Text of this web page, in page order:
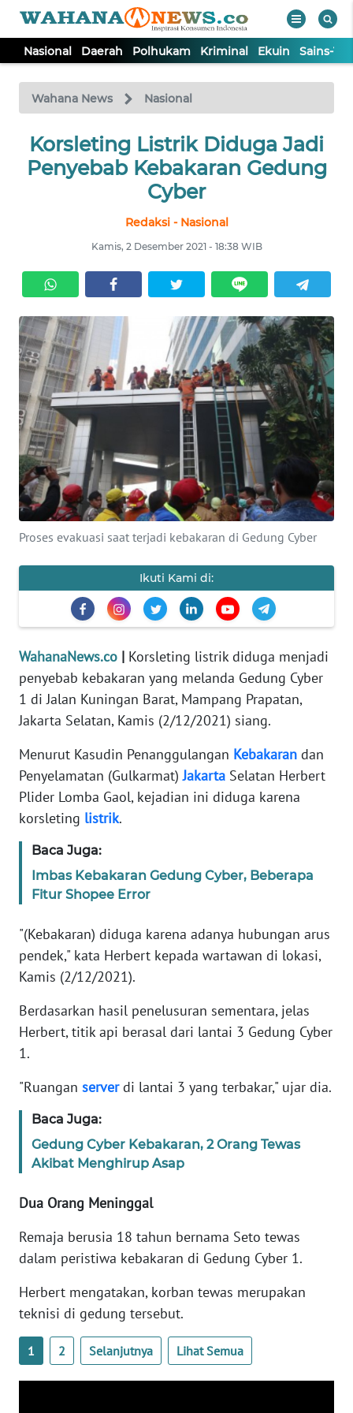
Nasional Daerah Polhukam Kriminal Ekuin Sains-
Wahana News Nasional
Korsleting Listrik Diduga Jadi
Penyebab Kebakaran Gedung
Cyber
Redaksi - Nasional
Kamis, 2 Desember 2021 - 18:38 WIB
Proses evakuasi saat terjadi kebakaran di Gedung Cyber
Ikuti Kami di:
WahanaNews.co | Korsleting listrik diduga menjadi
penyebab kebakaran yang melanda Gedung Cyber
1 di Jalan Kuningan Barat, Mampang Prapatan,
Jakarta Selatan, Kamis (2/12/2021) siang.
Menurut Kasudin Penanggulangan Kebakaran dan
Penyelamatan (Gulkarmat)Jakarta Selatan Herbert
Plider Lomba Gaol, kejadian ini diduga karena
korsleting listrik.
Baca Juga:
Imbas Kebakaran Gedung Cyber, Beberapa
Fitur Shopee Error
"(Kebakaran) diduga karena adanya hubungan arus
pendek," kata Herbert kepada wartawan di lokasi,
Kamis (2/12/2021).
Berdasarkan hasil penelusuran sementara, jelas
Herbert, titik api berasal dari lantai 3 Gedung Cyber
1.
"Ruangan serverdi lantai 3 yang terbakar," ujar dia.
Baca Juga:
Gedung Cyber Kebakaran, 2 Orang Tewas
Akibat Menghirup Asap
Dua Orang Meninggal
Remaja berusia 18 tahun bernama Seto tewas
dalam peristiwa kebakaran di Gedung Cyber 1.
Herbert mengatakan, korban tewas merupakan
teknisi di gedung tersebut.
1 2 Selanjutnya Lihat Semua
TV
Tutup
NASIONAL
KRIMINAL
EKUIN
SAINS-TEKNO
KESEHATAN
INTERNASIONAL
SERBA-SERBI
PENDIDIKAN
OPINI
EDITORIAL
Informasi
INDEKS
BERITA
KONTAK
KAMI
IKLAN
KAMI
PEDOMAN
SIBER
REDAKSI
KARIR
DISCLAIMER
News
Regional
SUMUT
WN
WN
JABAR